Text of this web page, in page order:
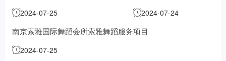
2024-07-25 2024-07-24
南京索雅国际舞蹈会所索雅舞蹈服务项目
2024-07-25